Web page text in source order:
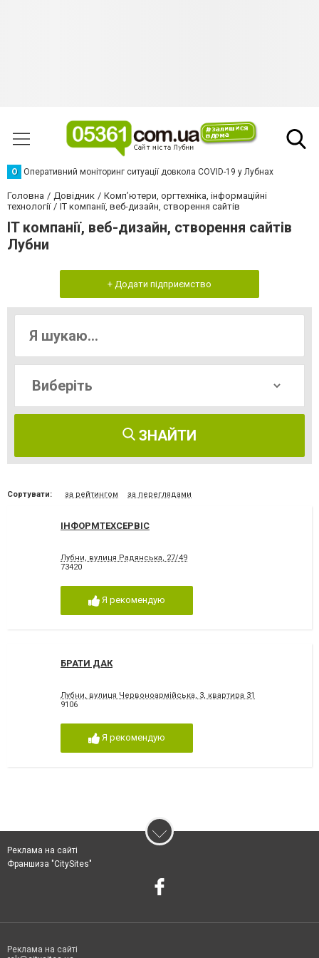
О Оперативний моніторинг ситуації довкола COVID-19 у Лубнах
Головна Довідник
Комп’ютери, оргтехніка, інформаційні
технології
IT компанії, веб-дизайн, створення сайтів
IT компанії, веб-дизайн, створення сайтів
Лубни
+ Додати підприємство
ЗНАЙТИ
Сортувати: за рейтингом за переглядами
ІНФОРМТЕХСЕРВІС
Лубни, вулиця Радянська, 27/49
73420
Я рекомендую
БРАТИ ДАК
Лубни, вулиця Червоноармійська, 3, квартира 31
9106
Я рекомендую
Реклама на сайті
Франшиза "CitySites"
Реклама на сайті